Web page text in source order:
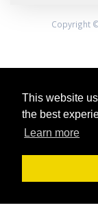
This website
the best
Learn more
Copyright